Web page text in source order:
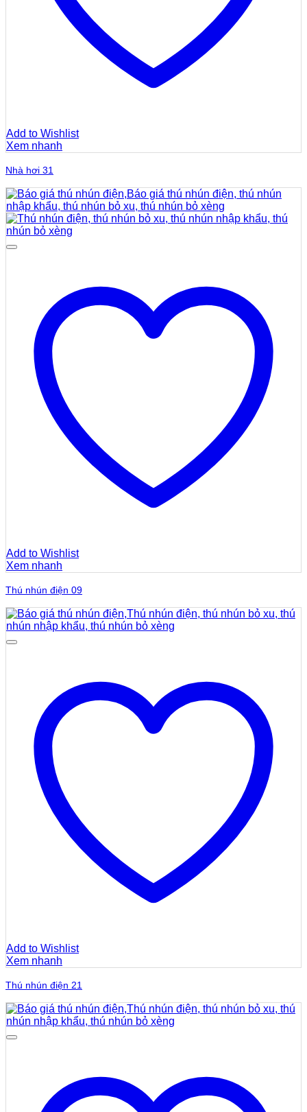
Add to Wishlist
Xem nhanh
Nhà hơi 31
Add to Wishlist
Xem nhanh
Thú nhún điện 09
Add to Wishlist
Xem nhanh
Thú nhún điện 21